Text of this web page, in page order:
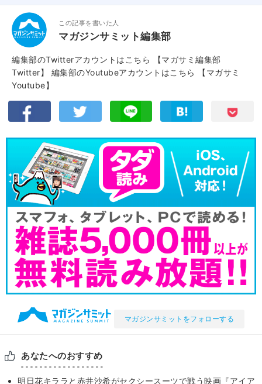
この記事を書いた人
マガジンサミット編集部
編集部のTwitterアカウントはこちら
【マガサミ編集部
Twitter】
編集部のYoutubeアカウントはこちら
【マガサミ
Youtube】
マガジンサミットをフォローする
あなたへのおすすめ
明日花キララと赤井沙希がセクシースーツで戦う映画『アイア